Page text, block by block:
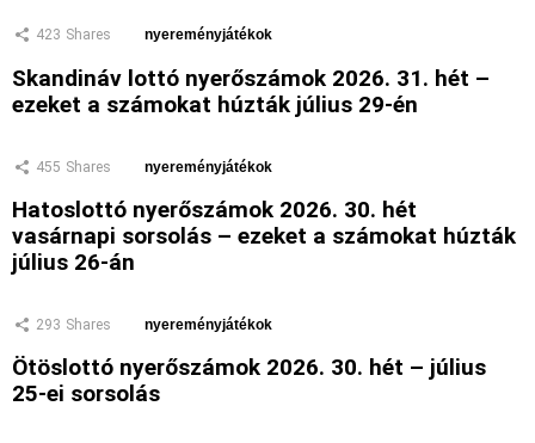
423 Shares nyereményjátékok
Skandináv lottó nyerőszámok 2026. 31. hét –
ezeket a számokat húzták július 29-én
455 Shares nyereményjátékok
Hatoslottó nyerőszámok 2026. 30. hét
vasárnapi sorsolás – ezeket a számokat húzták
július 26-án
293 Shares nyereményjátékok
Ötöslottó nyerőszámok 2026. 30. hét – július
25-ei sorsolás